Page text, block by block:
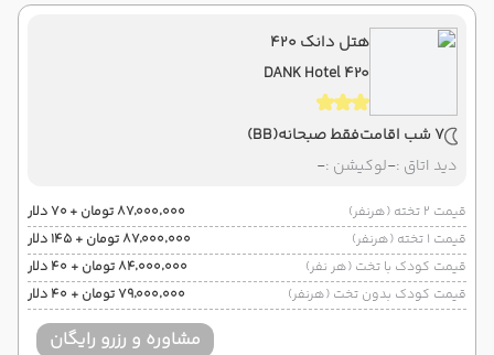
ساعت حرکت :21:40
07:00
پایان سفر
فرودگاه بین‌المللی پوکت HKT
تهران ,
نوع سفر :هواییEconomy
هتل دانک ۴۲۰
DANK Hotel 420
7 شب اقامت فقط صبحانه(BB)
دید اتاق :-لوکیشن :-
قیمت 2 تخته (هرنفر)
۸۷٬۰۰۰٬۰۰۰ تومان + ۷۰ دلار
قیمت 1 تخته (هرنفر)
۸۷٬۰۰۰٬۰۰۰ تومان + ۱۴۵ دلار
قیمت کودک با تخت (هر نفر)
۸۴٬۰۰۰٬۰۰۰ تومان + ۴۰ دلار
قیمت کودک بدون تخت (هرنفر)
۷۹٬۰۰۰٬۰۰۰ تومان + ۴۰ دلار
مشاوره و رزرو رایگان